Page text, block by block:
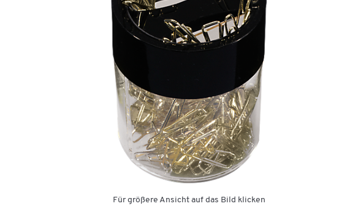
Für größere Ansicht auf das Bild klicken